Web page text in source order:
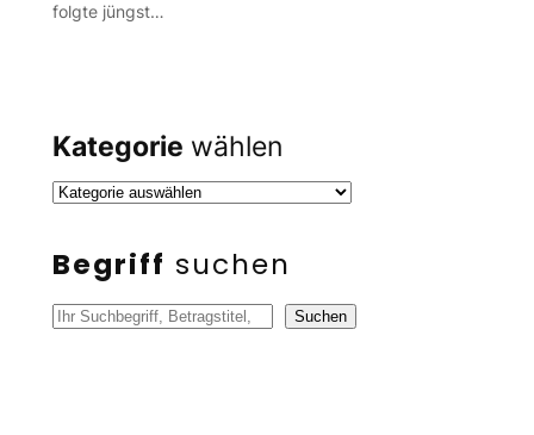
folgte jüngst…
Kategorie wählen
Begriff suchen
S
Suchen